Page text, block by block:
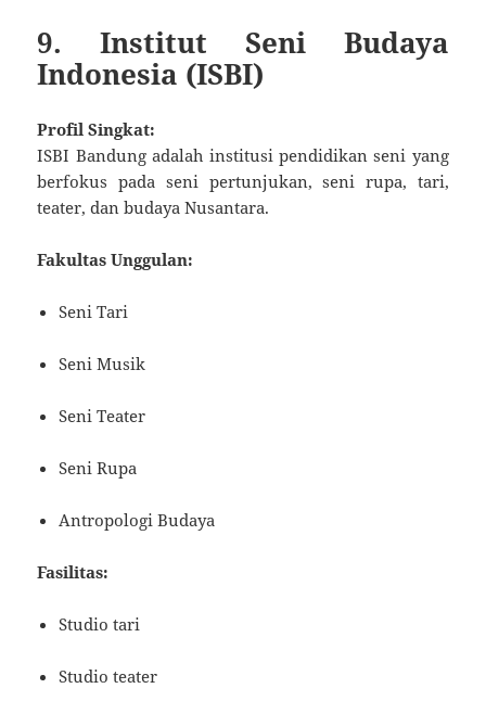
9. Institut Seni Budaya
Indonesia (ISBI)
Profil Singkat:
ISBI Bandung adalah institusi pendidikan seni yang
berfokus pada seni pertunjukan, seni rupa, tari,
teater, dan budaya Nusantara.
Fakultas Unggulan:
Seni Tari
Seni Musik
Seni Teater
Seni Rupa
Antropologi Budaya
Fasilitas:
Studio tari
Studio teater